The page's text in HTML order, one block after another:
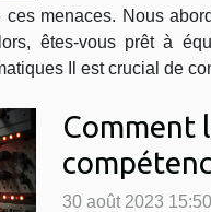
ces menaces. Nous
êtes-vous prêt à
Il est crucial de
Comment
30 août 2023 15:50